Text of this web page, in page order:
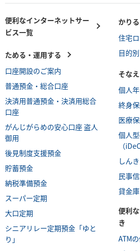
便利なインターネットサー
ビス一覧
ためる・運用する
口座開設のご案内
普通預金・総合口座
決済用普通預金・決済用総合
口座
がんじがらめの安心口座 盗人
御用
後見制度支援預金
貯蓄預金
納税準備預金
スーパー定期
大口定期
シニアリレー定期預金「ゆと
り」
かりる
住宅
目的
そな
個人
終身
医療
個人
（
しん
民事
貸金
便利
き
ATM